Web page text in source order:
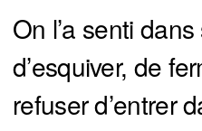
On l’a senti
d’esquiver, de
refuser d’entrer